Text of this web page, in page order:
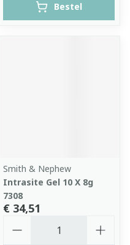
Bestel
Smith & Nephew
Intrasite Gel 10 X 8g
7308
€ 34,51